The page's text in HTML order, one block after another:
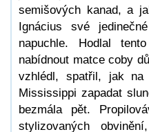
semišových kanad, a
Ignácius své
napuchle. Hodlal
nabídnout matce coby
vzhlédl, spatřil, jak
Mississippi zapadat
bezmála pět.
stylizovaných